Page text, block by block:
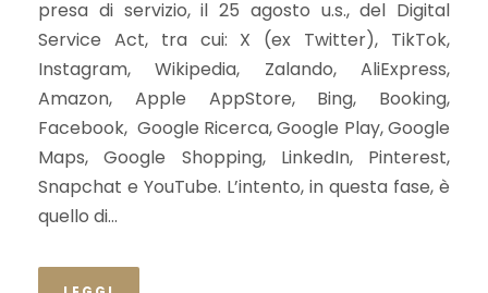
presa di servizio, il 25 agosto u.s., del Digital
Service Act, tra cui: X (ex Twitter), TikTok,
Instagram, Wikipedia, Zalando, AliExpress,
Amazon, Apple AppStore, Bing, Booking,
Facebook, Google Ricerca, Google Play, Google
Maps, Google Shopping, LinkedIn, Pinterest,
Snapchat e YouTube. L’intento, in questa fase, è
quello di...